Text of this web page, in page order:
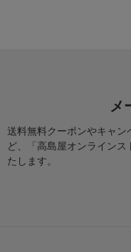
その他のルームアクセサリ
光春窯 うつわになる鏡餅
結婚内祝い
ルームアクセサリー・イン
その他のルームアクセサ
光春窯 うつわになる鏡餅
光春窯 うつわになる鏡餅
メ
送料無料クーポンやキャ
ど、「高島屋オンライン
たします。